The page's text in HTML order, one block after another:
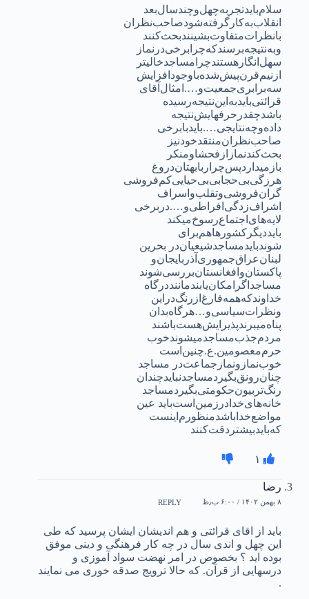
سلام‌بایدتجربه‌چهل‌وچند‌سال‌بعد‌
انقلاب‌به‌کار‌گرفته‌شود‌صاحب‌نظران
بانظرات‌متفاوت‌بشینند‌بحث‌کنند
وبه‌نتیجه‌برسند‌که‌چرابرخی‌درنماز
سهل‌انگار‌هستندچرا‌مساجد‌خالیتر
از‌نیم‌قرن‌پیش‌شده‌باوجود‌افزایش
سه‌برابری‌جمعیت‌و….امثال‌آقای
قرائتی‌باید‌به‌این‌نتیجه‌رسیده
باشدچقدر‌حرفهایش‌نتیجه
داده‌وچه‌نتایجی‌….بایدبابرخی
صاحب‌نظران‌‌منتقد‌خود‌نیز
بحث‌کند‌نماز‌از‌فحشا‌ومنکر
باز‌میدارد‌پس‌چرا‌ربا‌بهتان‌دروغ
هرزگی‌بی‌حجابی‌بی‌حیایی‌کم‌فروشی
گران‌فروشی‌وتقلب‌واسراف‌
اشراف‌زدگی‌افراطی‌و….دربرخی
لایه‌های‌اجتماع‌رسوخ‌میکند
باید‌دیگر‌کشورها‌هم‌برای
شوند‌بایدمساجد‌شیعیان‌در بحرین
لبنان‌عراق‌جمهوری‌آذربایجان‌و
پاکستان‌وافغانستان‌بررسی‌شوند
‌مساجد‌اگر‌امکان‌یابند‌‌مانند‌درگاه
خداوند‌که‌همه‌فارغ‌از‌رنگ‌دراین
ونظرات‌سیاسی‌‌و…هرگاه‌بدان
پناه‌میبرند‌پذیرایش‌هست‌باشند
مردم‌جذب‌مساجد‌میشوند‌خوب
حرم‌معصومین.ع.چنین‌است
خوب‌نماز‌ونماز‌جماعت‌در مساجد
چنان‌رونق‌بگیرد‌مساجد‌نباید‌چندان
رنگ‌تربیون‌حکومتی‌بگیردمساجد‌
خانه‌های‌خدا‌درزمین‌است‌باید عین
مواضع‌خدا‌باشد‌منظورم‌اینست
که‌باید‌بیشتر‌دقت‌کنند
۱
رضا
۸ بهمن ۱۴۰۲ / ۶:۰۰ ب٫ظ REPLY
باید از اقای قرائتی و هم اندیشان ایشان پرسید که طی
این چهل و اندی سال در چه کار فرهنگی و دینی موفق
بوده اید ؟ بخصوص در امر نهضت سواد آموزی و
درسهایی از قرآن. که حالا ترویج صدقه خوری می نمایند
.